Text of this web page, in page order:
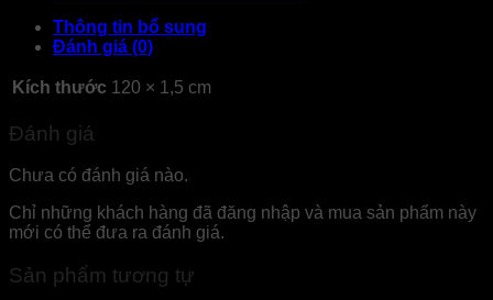
Thông tin bổ sung
Đánh giá (0)
Kích thước 120 × 1,5 cm
Đánh giá
Chưa có đánh giá nào.
Chỉ những khách hàng đã đăng nhập và mua sản phẩm này
mới có thể đưa ra đánh giá.
Sản phẩm tương tự